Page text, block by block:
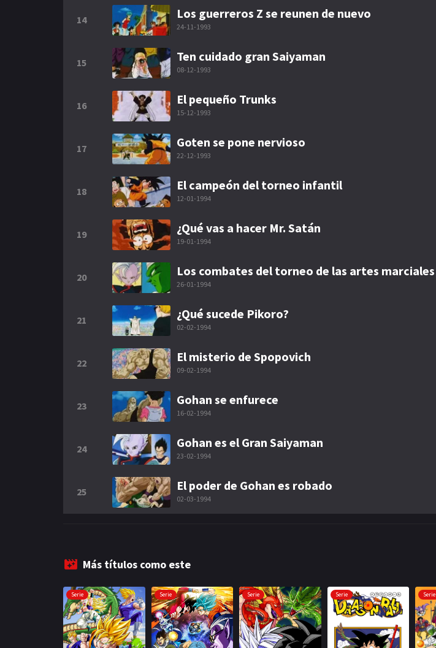
14 Los guerreros Z se reunen de nuevo
24-11-1993
15 Ten cuidado gran Saiyaman
08-12-1993
16 El pequeño Trunks
15-12-1993
17 Goten se pone nervioso
22-12-1993
18 El campeón del torneo infantil
12-01-1994
19 ¿Qué vas a hacer Mr. Satán
19-01-1994
20 Los combates del torneo de las artes marciales
26-01-1994
21 ¿Qué sucede Pikoro?
02-02-1994
22 El misterio de Spopovich
09-02-1994
23 Gohan se enfurece
16-02-1994
24 Gohan es el Gran Saiyaman
23-02-1994
25 El poder de Gohan es robado
02-03-1994
Más títulos como este
Serie Serie Serie Serie Serie